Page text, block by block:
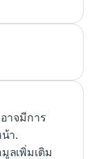
าจมีการ
า.
ลเพิ่มเติม